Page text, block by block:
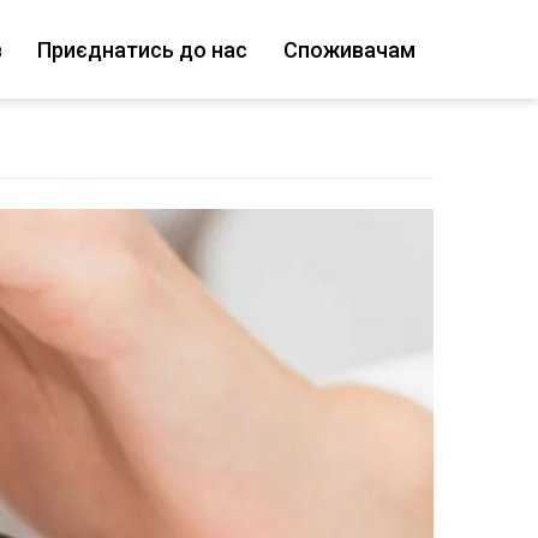
Приєднатись до нас Споживачам